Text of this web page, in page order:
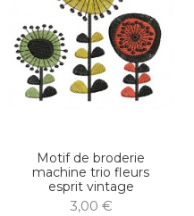
Motif de broderie
machine trio fleurs
esprit vintage
3,00 €